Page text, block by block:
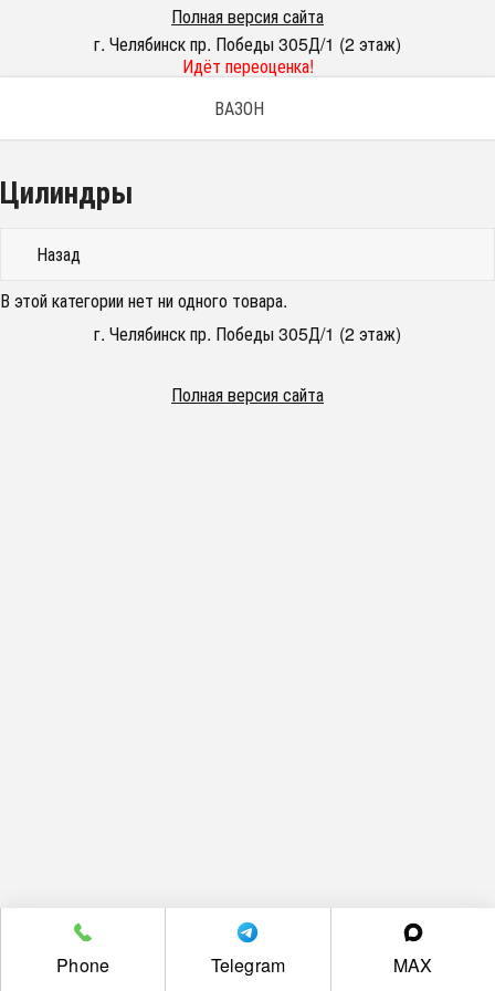
Полная версия сайта
г. Челябинск пр. Победы 305Д/1 (2 этаж)
Идёт переоценка!
ВАЗОН
Цилиндры
Назад
В этой категории нет ни одного товара.
г. Челябинск пр. Победы 305Д/1 (2 этаж)
Полная версия сайта
Phone Telegram MAX